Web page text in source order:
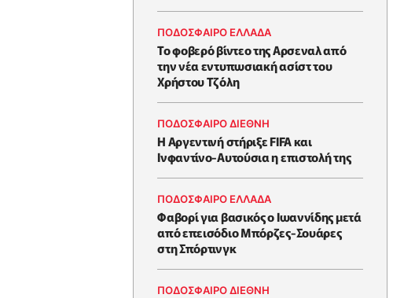
ΠΟΔΟΣΦΑΙΡΟ ΕΛΛΑΔΑ
Το φοβερό βίντεο της Αρσεναλ από
την νέα εντυπωσιακή ασίστ του
Χρήστου Τζόλη
ΠΟΔΟΣΦΑΙΡΟ ΔΙΕΘΝΗ
Η Αργεντινή στήριξε FIFA και
Ινφαντίνο-Αυτούσια η επιστολή της
ΠΟΔΟΣΦΑΙΡΟ ΕΛΛΑΔΑ
Φαβορί για βασικός ο Ιωαννίδης μετά
από επεισόδιο Μπόρζες-Σουάρες
στη Σπόρτινγκ
ΠΟΔΟΣΦΑΙΡΟ ΔΙΕΘΝΗ